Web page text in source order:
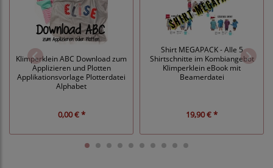
Klimperklein ABC Download zum
Applizieren und Plotten
Applikationsvorlage Plotterdatei
Alphabet
0,00 € *
Shirt MEGAPACK - Alle 5
Shirtschnitte im Kombiangebot
Klimperklein eBook mit
Beamerdatei
19,90 € *